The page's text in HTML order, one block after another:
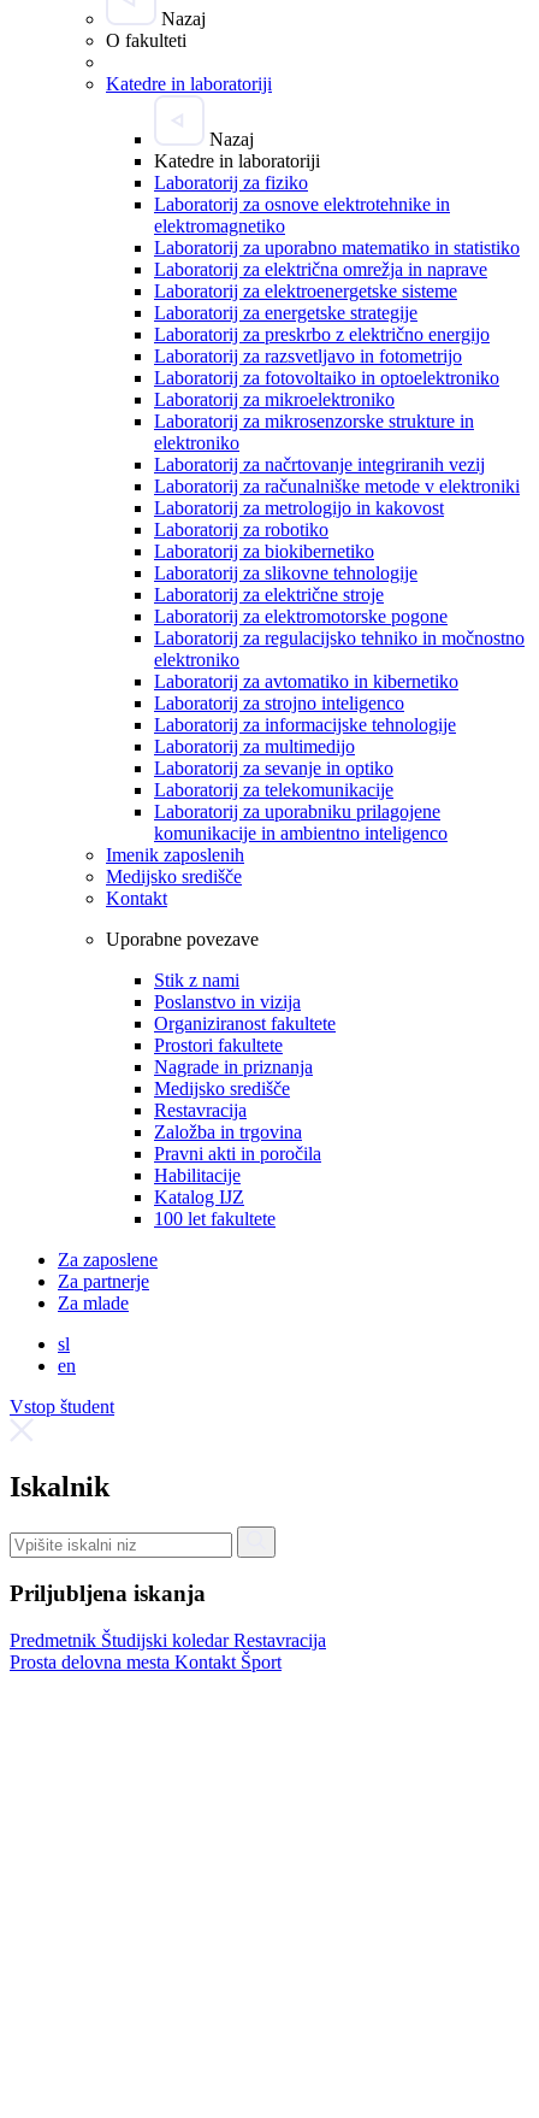
Nazaj
O fakulteti
Katedre in laboratoriji
Nazaj
Katedre in laboratoriji
Laboratorij za fiziko
Laboratorij za osnove elektrotehnike in
elektromagnetiko
Laboratorij za uporabno matematiko in statistiko
Laboratorij za električna omrežja in naprave
Laboratorij za elektroenergetske sisteme
Laboratorij za energetske strategije
Laboratorij za preskrbo z električno energijo
Laboratorij za razsvetljavo in fotometrijo
Laboratorij za fotovoltaiko in optoelektroniko
Laboratorij za mikroelektroniko
Laboratorij za mikrosenzorske strukture in
elektroniko
Laboratorij za načrtovanje integriranih vezij
Laboratorij za računalniške metode v elektroniki
Laboratorij za metrologijo in kakovost
Laboratorij za robotiko
Laboratorij za biokibernetiko
Laboratorij za slikovne tehnologije
Laboratorij za električne stroje
Laboratorij za elektromotorske pogone
Laboratorij za regulacijsko tehniko in močnostno
elektroniko
Laboratorij za avtomatiko in kibernetiko
Laboratorij za strojno inteligenco
Laboratorij za informacijske tehnologije
Laboratorij za multimedijo
Laboratorij za sevanje in optiko
Laboratorij za telekomunikacije
Laboratorij za uporabniku prilagojene
komunikacije in ambientno inteligenco
Imenik zaposlenih
Medijsko središče
Kontakt
Uporabne povezave
Stik z nami
Poslanstvo in vizija
Organiziranost fakultete
Prostori fakultete
Nagrade in priznanja
Medijsko središče
Restavracija
Založba in trgovina
Pravni akti in poročila
Habilitacije
Katalog IJZ
100 let fakultete
Za zaposlene
Za partnerje
Za mlade
sl
en
Vstop študent
Iskalnik
Priljubljena iskanja
Predmetnik Študijski koledarRestavracija
Prosta delovna mesta Kontakt Šport